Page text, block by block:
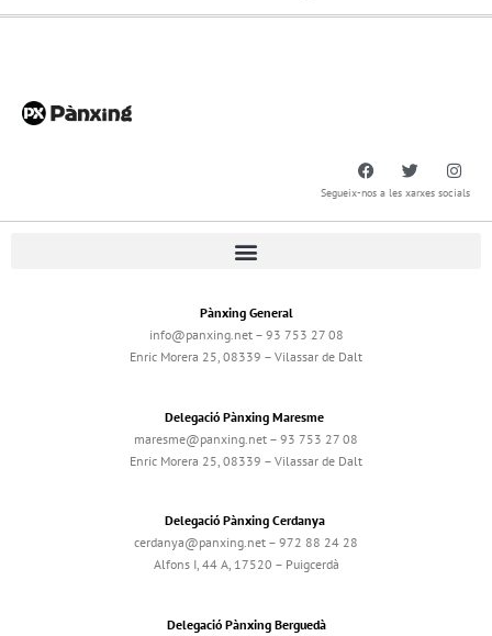
Segueix-nos a les xarxes socials
Pànxing General
info@panxing.net – 93 753 27 08
Enric Morera 25, 08339 – Vilassar de Dalt
Delegació Pànxing Maresme
maresme@panxing.net – 93 753 27 08
Enric Morera 25, 08339 – Vilassar de Dalt
Delegació Pànxing Cerdanya
cerdanya@panxing.net – 972 88 24 28
Alfons I, 44 A, 17520 – Puigcerdà
Delegació Pànxing Berguedà